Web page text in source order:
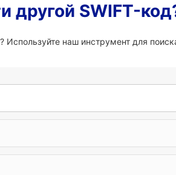
другой SWIFT-
Используйте наш инструмент для